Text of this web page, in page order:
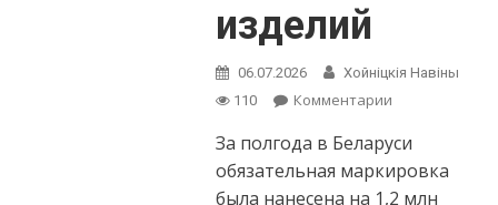
изделий
06.07.2026
Хойнiцкiя Навiны
110
Комментарииon
полгода
в
Беларуси
За полгода в Беларуси
обязательная маркировка
была нанесена на 1,2 млн